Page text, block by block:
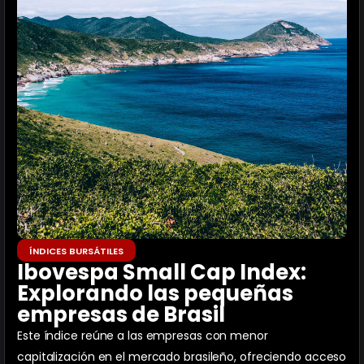
ÍNDICES BURSÁTILES
Ibovespa Small Cap Index:
Explorando las pequeñas
empresas de Brasil
Este índice reúne a las empresas con menor
capitalización en el mercado brasileño, ofreciendo acceso